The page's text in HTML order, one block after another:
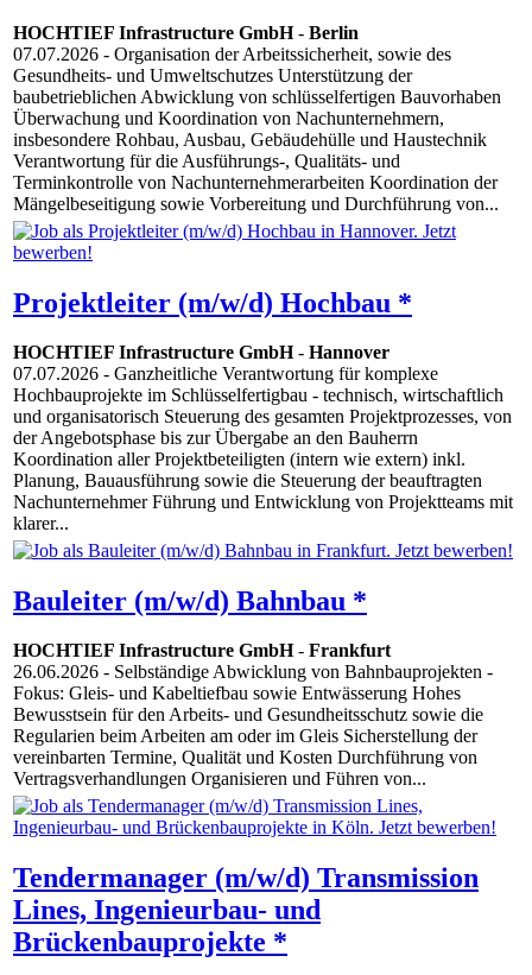
HOCHTIEF Infrastructure GmbH- Berlin
07.07.2026 - Organisation der Arbeitssicherheit, sowie des
Gesundheits- und Umweltschutzes Unterstützung der
baubetrieblichen Abwicklung von schlüsselfertigen Bauvorhaben
Überwachung und Koordination von Nachunternehmern,
insbesondere Rohbau, Ausbau, Gebäudehülle und Haustechnik
Verantwortung für die Ausführungs-, Qualitäts- und
Terminkontrolle von Nachunternehmerarbeiten Koordination der
Mängelbeseitigung sowie Vorbereitung und Durchführung von...
Projektleiter (m/w/d) Hochbau *
HOCHTIEF Infrastructure GmbH- Hannover
07.07.2026 - Ganzheitliche Verantwortung für komplexe
Hochbauprojekte im Schlüsselfertigbau - technisch, wirtschaftlich
und organisatorisch Steuerung des gesamten Projektprozesses, von
der Angebotsphase bis zur Übergabe an den Bauherrn
Koordination aller Projektbeteiligten (intern wie extern) inkl.
Planung, Bauausführung sowie die Steuerung der beauftragten
Nachunternehmer Führung und Entwicklung von Projektteams mit
klarer...
Bauleiter (m/w/d) Bahnbau *
HOCHTIEF Infrastructure GmbH- Frankfurt
26.06.2026 - Selbständige Abwicklung von Bahnbauprojekten -
Fokus: Gleis- und Kabeltiefbau sowie Entwässerung Hohes
Bewusstsein für den Arbeits- und Gesundheitsschutz sowie die
Regularien beim Arbeiten am oder im Gleis Sicherstellung der
vereinbarten Termine, Qualität und Kosten Durchführung von
Vertragsverhandlungen Organisieren und Führen von...
Tendermanager (m/w/d) Transmission
Lines, Ingenieurbau- und
Brückenbauprojekte *